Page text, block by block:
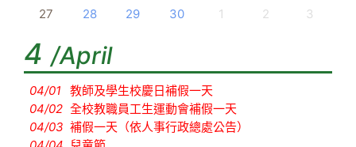
27
28 29 30 1 2 3
4 /April
04/01
教師及學生校慶日補假一天
04/02 全校教職員工生運動會補假一天
04/03 補假一天（依人事行政總處公告）